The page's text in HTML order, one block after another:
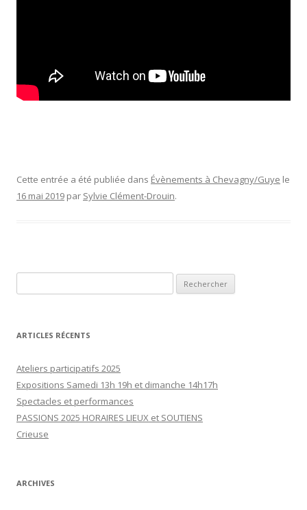
Cette entrée a été publiée dans Évènements à Chevagny/Guye le
16 mai 2019 par Sylvie Clément-Drouin.
ARTICLES RÉCENTS
Ateliers participatifs 2025
Expositions Samedi 13h 19h et dimanche 14h17h
Spectacles et performances
PASSIONS 2025 HORAIRES LIEUX et SOUTIENS
Crieuse
ARCHIVES